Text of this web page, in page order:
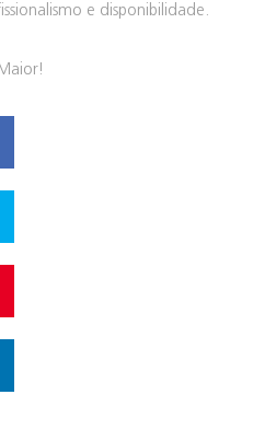
e disponibilidade.